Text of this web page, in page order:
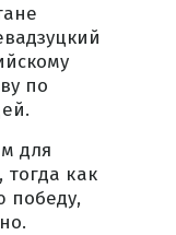
по
для
как
победу,